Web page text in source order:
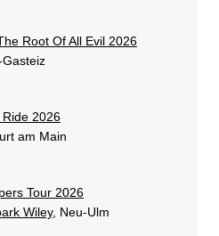
Root Of All Evil 2026
Ride 2026
am Main
Tour 2026
Wiley, Neu-Ulm